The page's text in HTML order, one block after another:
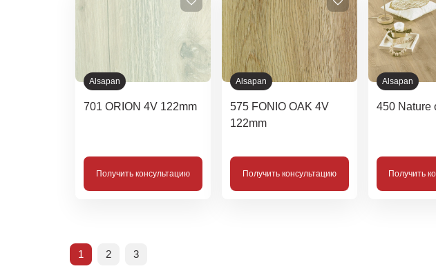
Alsapan
701 ORION 4V 122mm
Получить консультацию
Alsapan
575 FONIO OAK 4V
122mm
Получить консультацию
Alsapan
450 Nature
Получить
1 2 3